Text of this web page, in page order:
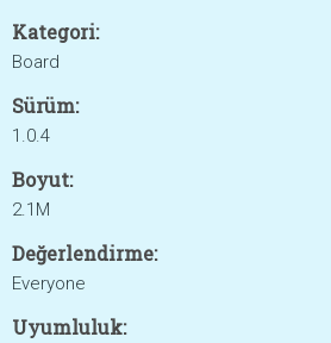
Kategori:
Board
Sürüm:
1.0.4
Boyut:
2.1M
Değerlendirme:
Everyone
Uyumluluk: